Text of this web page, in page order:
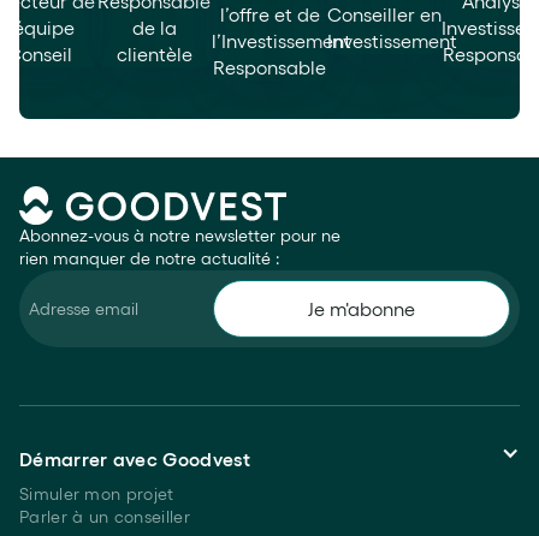
Abonnez-vous à notre newsletter pour ne
rien manquer de notre actualité :
Démarrer avec Goodvest
Simuler mon projet
Parler à un conseiller